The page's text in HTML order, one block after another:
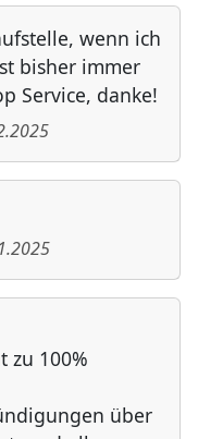
wenn ich
bisher immer
Service, danke!
zu 100%
über